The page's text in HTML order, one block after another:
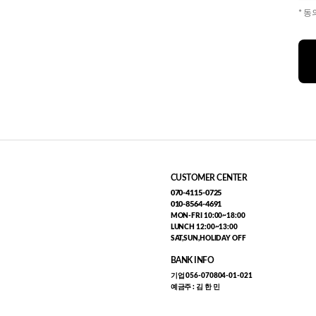
* 동
CUSTOMER CENTER
070-4115-0725
010-8564-4691
MON-FRI 10:00~18:00
LUNCH 12:00~13:00
SAT,SUN,HOLIDAY OFF
BANK INFO
기업 056-070804-01-021
예금주 : 김 한 민